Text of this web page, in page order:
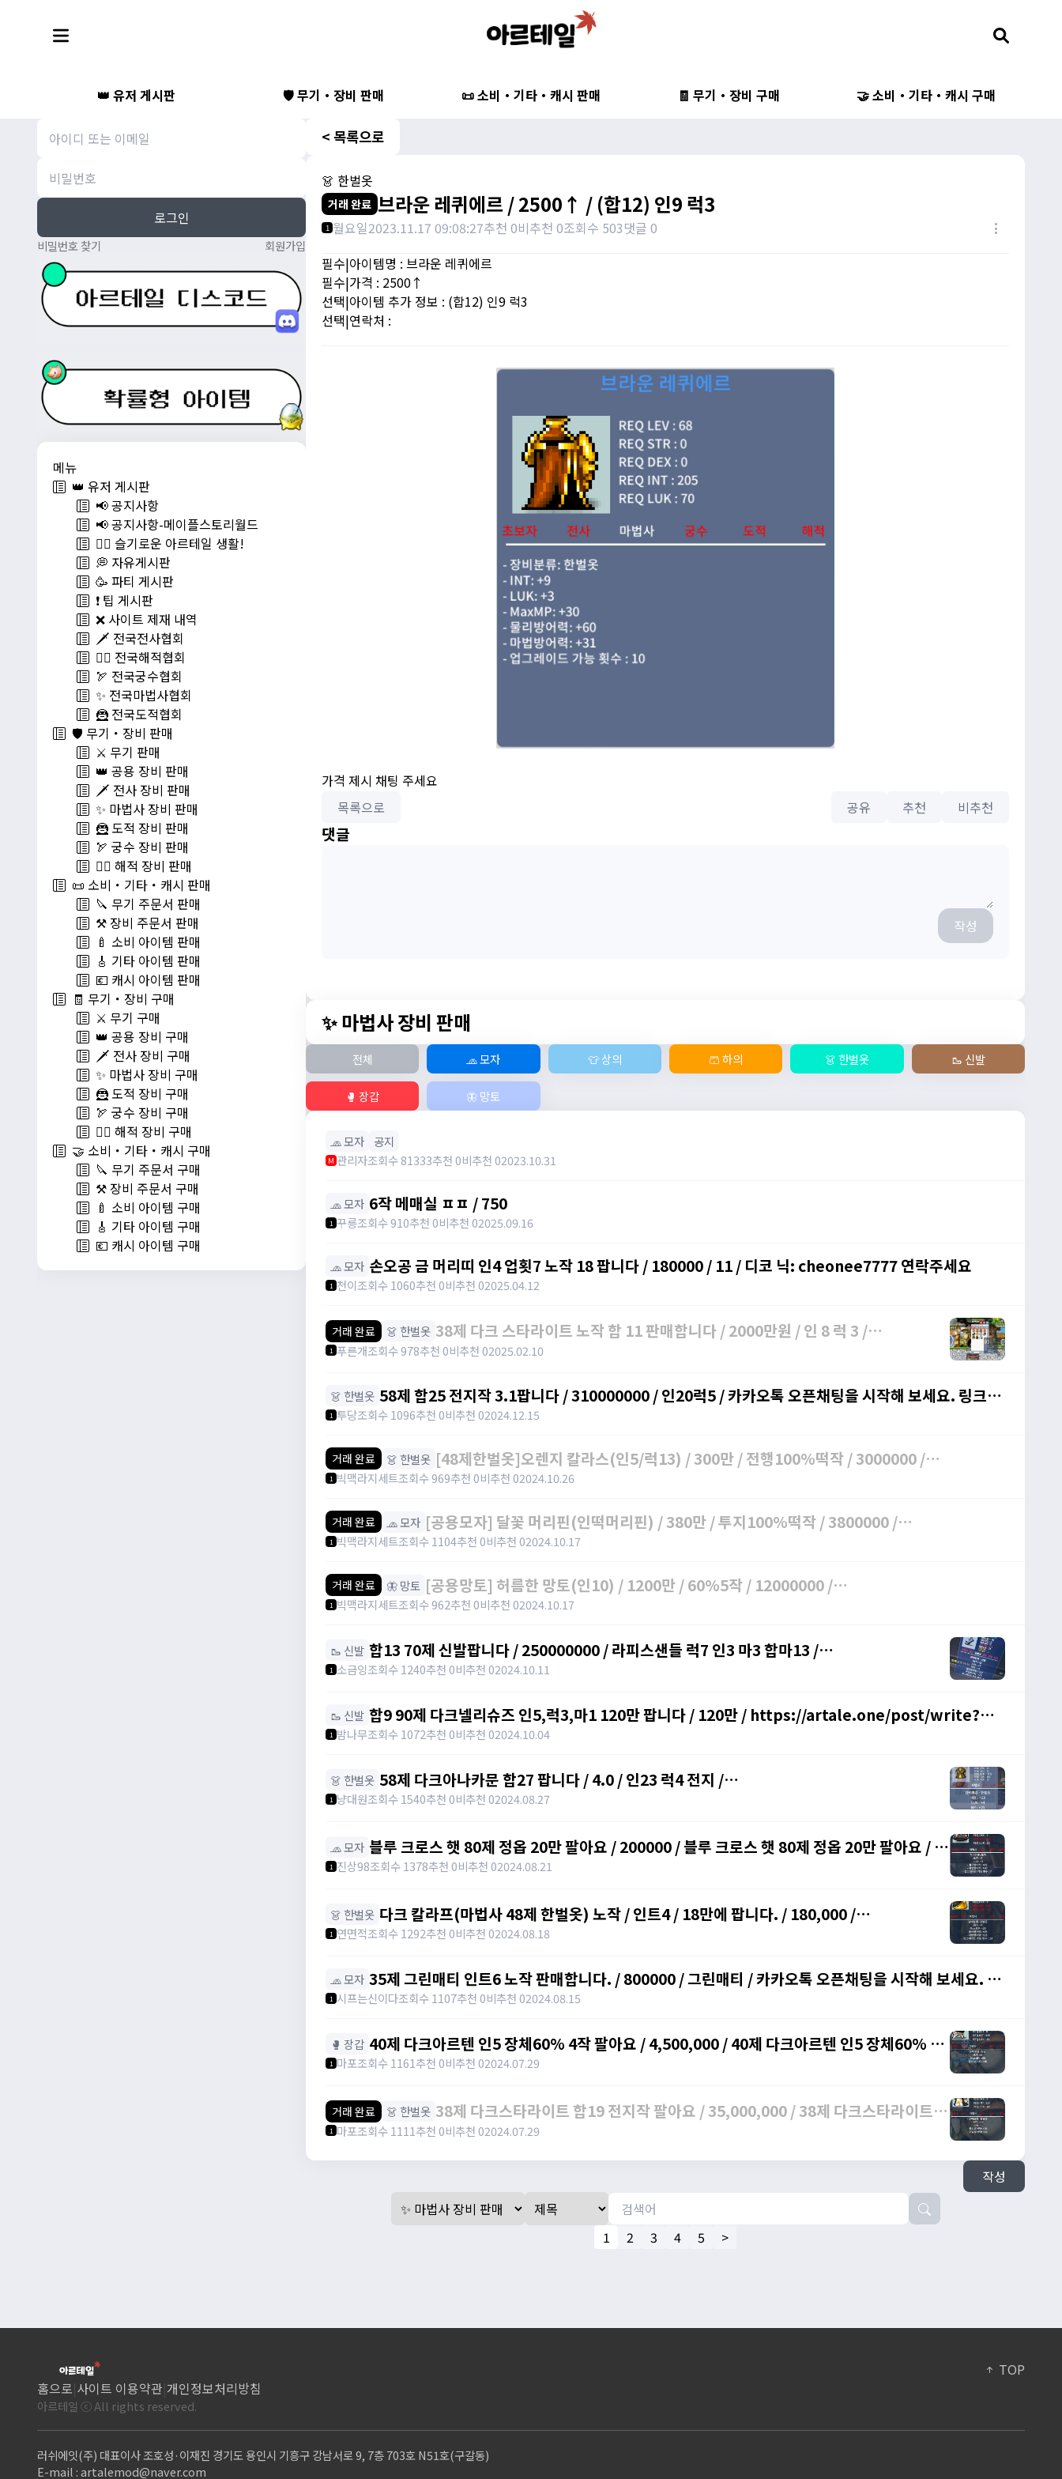
👑 유저 게시판 🛡️ 무기・장비 판매 📜 소비・기타・캐시 판매 🧾 무기・장비 구매 🤝 소비・기타・캐시 구매
로그인
비밀번호 찾기 회원가입
메뉴
👑 유저 게시판
📢 공지사항
📢 공지사항-메이플스토리월드
💁‍♂ 슬기로운 아르테일 생활!
💭 자유게시판
🥳 파티 게시판
❗️ 팁 게시판
❌ 사이트 제재 내역
🗡️ 전국전사협회
🏴‍☠️ 전국해적협회
🏹 전국궁수협회
✨ 전국마법사협회
🦹 전국도적협회
🛡️ 무기・장비 판매
⚔️ 무기 판매
👑 공용 장비 판매
🗡️ 전사 장비 판매
✨ 마법사 장비 판매
🦹 도적 장비 판매
🏹 궁수 장비 판매
🏴‍☠️ 해적 장비 판매
📜 소비・기타・캐시 판매
🔪 무기 주문서 판매
⚒️ 장비 주문서 판매
🍼 소비 아이템 판매
🎸 기타 아이템 판매
💶 캐시 아이템 판매
🧾 무기・장비 구매
⚔️ 무기 구매
👑 공용 장비 구매
🗡️ 전사 장비 구매
✨ 마법사 장비 구매
🦹 도적 장비 구매
🏹 궁수 장비 구매
🏴‍☠️ 해적 장비 구매
🤝 소비・기타・캐시 구매
🔪 무기 주문서 구매
⚒️ 장비 주문서 구매
🍼 소비 아이템 구매
🎸 기타 아이템 구매
💶 캐시 아이템 구매
< 목록으로
👗 한벌옷
거래 완료 브라운 레퀴에르 / 2500↑ / (합12) 인9 럭3
1 월요일2023.11.17 09:08:27추천 0비추천 0조회수 503댓글 0
필수|아이템명 : 브라운 레퀴에르
필수|가격 : 2500↑
선택|아이템 추가 정보 : (합12) 인9 럭3
선택|연락처 :
가격 제시 채팅 주세요
목록으로
공유 추천 비추천
댓글
작성
✨ 마법사 장비 판매
전체 🧢 모자 👕 상의 🩳 하의 👗 한벌옷 🥾 신발
🥊 장갑 🦋 망토
🧢 모자 공지
M 관리자조회수 81333추천 0비추천 02023.10.31
🧢 모자 6작 메매실 ㅍㅍ / 750
1 꾸릉조회수 910추천 0비추천 02025.09.16
🧢 모자 손오공 금 머리띠 인4 업횟7 노작 18 팝니다 / 180000 / 11 / 디코 닉: cheonee7777 연락주세요
1 천이조회수 1060추천 0비추천 02025.04.12
거래 완료 👗 한벌옷 38제 다크 스타라이트 노작 합 11 판매합니다 / 2000만원 / 인 8 럭 3 /
https://open.kakao.com/o/sVgWzifh
1 푸른개조회수 978추천 0비추천 02025.02.10
👗 한벌옷 58제 합25 전지작 3.1팝니다 / 310000000 / 인20럭5 / 카카오톡 오픈채팅을 시작해 보세요. 링크를
1 투당조회수 1096추천 0비추천 02024.12.15
거래 완료 👗 한벌옷 [48제한벌옷]오렌지 칼라스(인5/럭13) / 300만 / 전행100%떡작 / 3000000 /
https://open.kakao.com/o/gbKrc4Ug
1 빅맥라지세트조회수 969추천 0비추천 02024.10.26
거래 완료 🧢 모자 [공용모자] 달꽃 머리핀(인떡머리핀) / 380만 / 투지100%떡작 / 3800000 /
https://open.kakao.com/o/gbKrc4Ug
1 빅맥라지세트조회수 1104추천 0비추천 02024.10.17
거래 완료 🦋 망토 [공용망토] 허름한 망토(인10) / 1200만 / 60%5작 / 12000000 /
https://open.kakao.com/o/gbKrc4Ug
1 빅맥라지세트조회수 962추천 0비추천 02024.10.17
🥾 신발 합13 70제 신발팝니다 / 250000000 / 라피스샌들 럭7 인3 마3 합마13 /
https://open.kakao.com/o/syXh5TNg
1 소금잉조회수 1240추천 0비추천 02024.10.11
🥾 신발 합9 90제 다크넬리슈즈 인5,럭3,마1 120만 팝니다 / 120만 / https://artale.one/post/write?
category=10&id=1355026
1 밤나무조회수 1072추천 0비추천 02024.10.04
👗 한벌옷 58제 다크아나카문 합27 팝니다 / 4.0 / 인23 럭4 전지 /
https://open.kakao.com/o/s8BgatLg
1 냥대원조회수 1540추천 0비추천 02024.08.27
🧢 모자 블루 크로스 햇 80제 정옵 20만 팔아요 / 200000 / 블루 크로스 햇 80제 정옵 20만 팔아요 / 채
팅 ㄱㄱ
1 진상98조회수 1378추천 0비추천 02024.08.21
👗 한벌옷 다크 칼라프(마법사 48제 한벌옷) 노작 / 인트4 / 18만에 팝니다. / 180,000 /
https://open.kakao.com/o/s0DLJJJg
1 연면적조회수 1292추천 0비추천 02024.08.18
🧢 모자 35제 그린매티 인트6 노작 판매합니다. / 800000 / 그린매티 / 카카오톡 오픈채팅을 시작해 보세요. 링
크를 선택하면 카카오톡이 실행됩니다. 그린매티 아르테일
1 시프는신이다조회수 1107추천 0비추천 02024.08.15
🥊 장갑 40제 다크아르텐 인5 장체60% 4작 팔아요 / 4,500,000 / 40제 다크아르텐 인5 장체60% 5
작 팔아요 / https://open.kakao.com/o/sbbhNgfg
1 마포조회수 1161추천 0비추천 02024.07.29
거래 완료 👗 한벌옷 38제 다크스타라이트 합19 전지작 팔아요 / 35,000,000 / 38제 다크스타라이트
합19 전지작 팔아요 / https://open.kakao.com/o/sbbhNgfg
1 마포조회수 1111추천 0비추천 02024.07.29
작성
1 2 3 4 5 >
TOP
홈으로 사이트 이용약관 개인정보처리방침
아르테일 ⓒ All rights reserved.
러쉬에잇(주) 대표이사 조호성·이재진 경기도 용인시 기흥구 강남서로 9, 7층 703호 N51호(구갈동)
E-mail :artalemod@naver.com